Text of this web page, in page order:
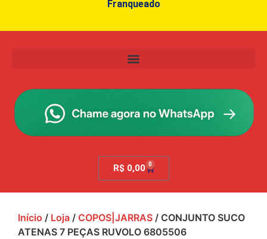
Franqueado
R$ 0,00 0
Início / Loja / COPOS|JARRAS / CONJUNTO SUCO
ATENAS 7 PEÇAS RUVOLO 6805506